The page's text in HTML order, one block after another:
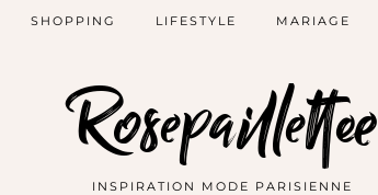
Rosepaillettee
INSPIRATION MODE PARISIENNE
SHOPPING LIFESTYLE MARIAGE